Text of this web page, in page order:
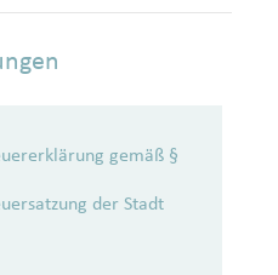
gemäß §
der Stadt